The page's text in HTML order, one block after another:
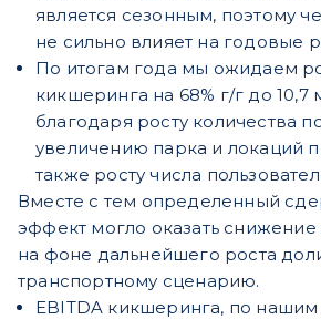
является сезонным, поэтому
не сильно влияет на годовые
По итогам года мы ожидаем
кикшеринга на 68% г/г до 10,7
благодаря росту количества
увеличению парка и локаций
также росту числа
Вместе с тем определенный
эффект могло оказать
на фоне дальнейшего роста
транспортному сценарию.
EBITDA кикшеринга, по